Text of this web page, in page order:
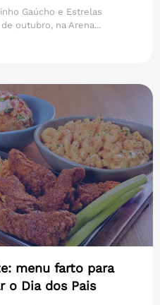
Gaúcho e Estrelas
outubro, na Arena...
menu farto para
o Dia dos Pais